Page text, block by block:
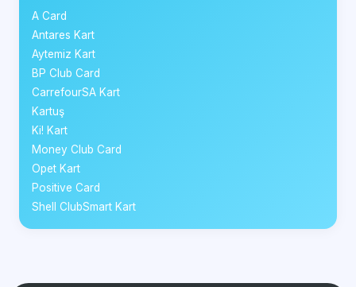
A Card
Antares Kart
Aytemiz Kart
BP Club Card
CarrefourSA Kart
Kartuş
Ki! Kart
Money Club Card
Opet Kart
Positive Card
Shell ClubSmart Kart